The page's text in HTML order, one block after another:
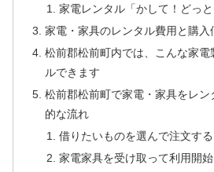
家電レンタル「かして！どっ
家電・家具のレンタル費用と購入
松前郡松前町内では、こんな家電
ルできます
松前郡松前町で家電・家具をレン
的な流れ
借りたいものを選んで注文する
家電家具を受け取って利用開始